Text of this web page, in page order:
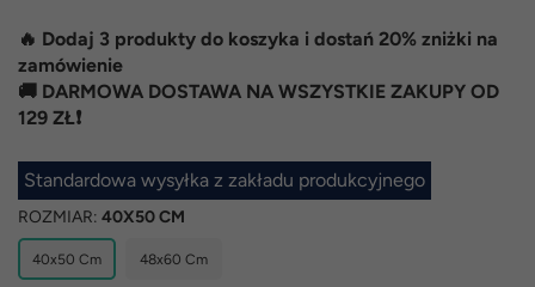
🔥 Dodaj 3 produkty do koszyka i dostań 20% zniżki na
zamówienie
🚚 DARMOWA DOSTAWA NA WSZYSTKIE ZAKUPY OD
129 ZŁ❗
Standardowa wysyłka z zakładu produkcyjnego
ROZMIAR: 40X50 CM
40x50 Cm 48x60 Cm